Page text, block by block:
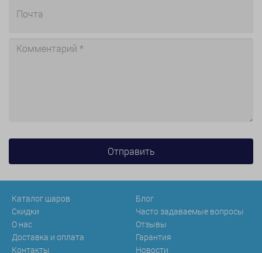
Каталог шаров
Скидки
О нас
Доставка и оплата
Контакты
Блог
Часто задаваемые вопросы
Отзывы
Гарантия
Новости